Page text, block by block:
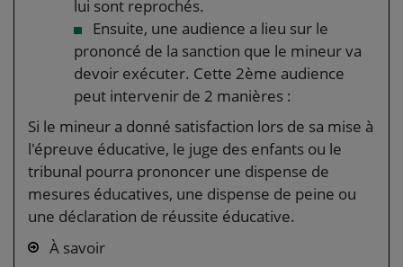
lui sont reprochés.
Ensuite, une audience a lieu sur le
prononcé de la sanction que le mineur va
devoir exécuter. Cette 2ème audience
peut intervenir de 2 manières :
Si le mineur a donné satisfaction lors de sa mise à
l'épreuve éducative, le juge des enfants ou le
tribunal pourra prononcer une dispense de
mesures éducatives, une dispense de peine ou
une déclaration de réussite éducative.
À savoir